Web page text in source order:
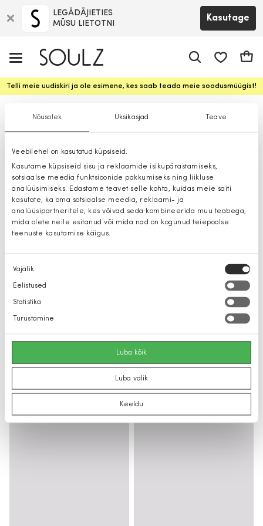
Nõusolek Üksikasjad Teave
Veebilehel on kasutatud küpsiseid.
Kasutame küpsiseid sisu ja reklaamide isikupärastamiseks,
sotsiaalse meedia funktsioonide pakkumiseks ning liikluse
analüüsimiseks. Edastame teavet selle kohta, kuidas meie saiti
kasutate, ka oma sotsiaalse meedia, reklaami- ja
analüüsipartneritele, kes võivad seda kombineerida muu teabega,
mida olete neile esitanud või mida nad on kogunud teiepoolse
teenuste kasutamise käigus.
Nõusoleku
valik
Vajalik
Eelistused
Statistika
Turustamine
Luba kõik
Luba valik
Keeldu
LEGĀDĀJIETIES
MŪSU LIETOTNI
Kasutage
Telli meie uudiskiri ja ole esimene, kes saab teada meie soodusmüügist!
T-särk